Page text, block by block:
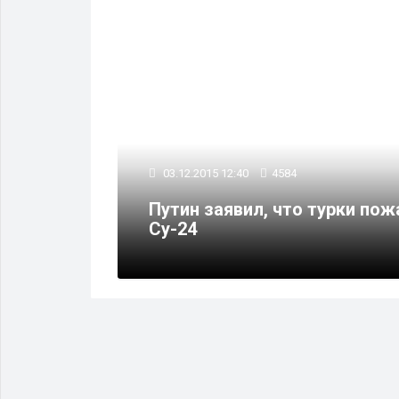
03.12.2015 12:40 4584
Путин заявил, что турки
Су-24